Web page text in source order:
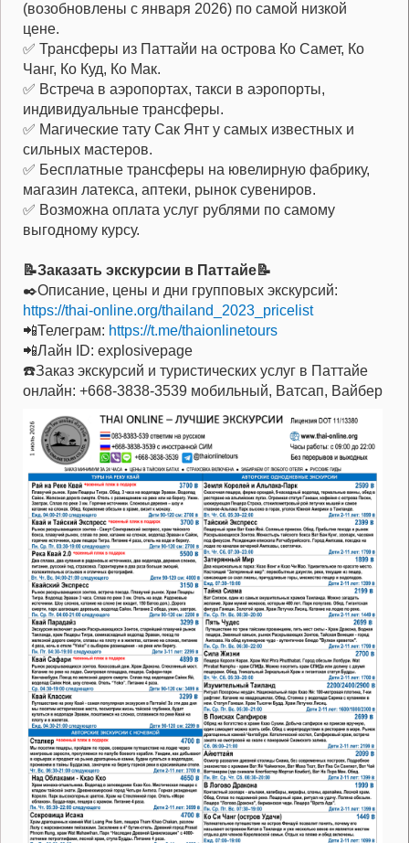
(возобновлены с января 2026) по самой низкой
цене.
✅ Трансферы из Паттайи на острова Ко Самет, Ко
Чанг, Ко Куд, Ко Мак.
✅ Встреча в аэропортах, такси в аэропорты,
индивидуальные трансферы.
✅ Магические тату Сак Янт у самых известных и
сильных мастеров.
✅ Бесплатные трансферы на ювелирную фабрику,
магазин латекса, аптеки, рынок сувениров.
✅ Возможна оплата услуг рублями по самому
выгодному курсу.
📝Заказать экскурсии в Паттайе📝
✒️Описание, цены и дни групповых экскурсий:
https://thai-online.org/thailand_2023_pricelist
📲Телеграм: https://t.me/thaionlinetours
📲Лайн ID: explosivepage
☎️Заказ экскурсий и туристических услуг в Паттайе
онлайн: +668-3838-3539 мобильный, Ватсап, Вайбер